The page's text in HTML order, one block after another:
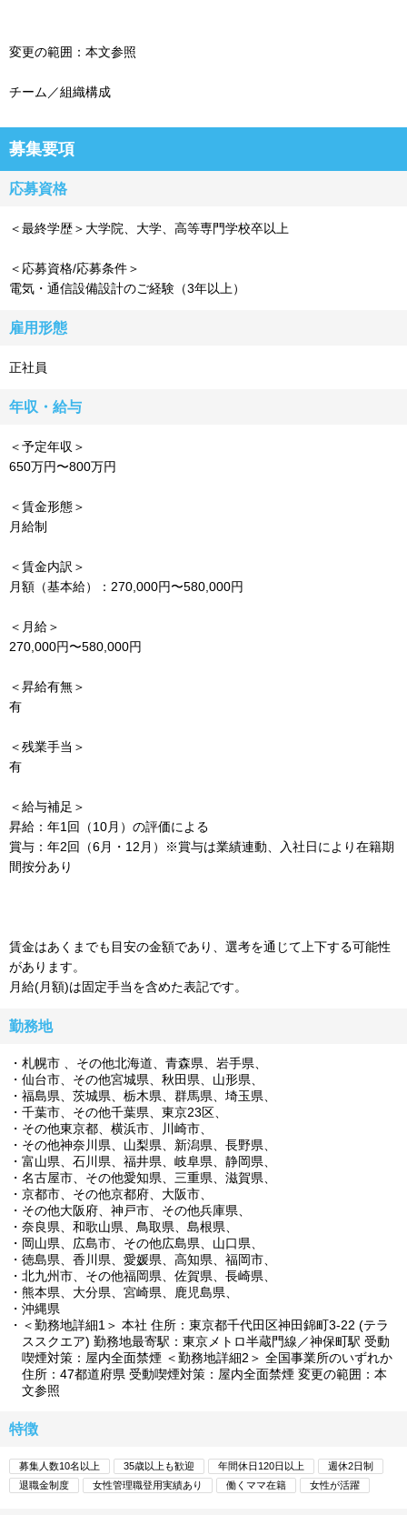
変更の範囲：本文参照
チーム／組織構成
募集要項
応募資格
＜最終学歴＞大学院、大学、高等専門学校卒以上
＜応募資格/応募条件＞
電気・通信設備設計のご経験（3年以上）
雇用形態
正社員
年収・給与
＜予定年収＞
650万円〜800万円
＜賃金形態＞
月給制
＜賃金内訳＞
月額（基本給）：270,000円〜580,000円
＜月給＞
270,000円〜580,000円
＜昇給有無＞
有
＜残業手当＞
有
＜給与補足＞
昇給：年1回（10月）の評価による
賞与：年2回（6月・12月）※賞与は業績連動、入社日により在籍期
間按分あり
賃金はあくまでも目安の金額であり、選考を通じて上下する可能性
があります。
月給(月額)は固定手当を含めた表記です。
勤務地
札幌市 、その他北海道、青森県、岩手県、
仙台市、その他宮城県、秋田県、山形県、
福島県、茨城県、栃木県、群馬県、埼玉県、
千葉市、その他千葉県、東京23区、
その他東京都、横浜市、川崎市、
その他神奈川県、山梨県、新潟県、長野県、
富山県、石川県、福井県、岐阜県、静岡県、
名古屋市、その他愛知県、三重県、滋賀県、
京都市、その他京都府、大阪市、
その他大阪府、神戸市、その他兵庫県、
奈良県、和歌山県、鳥取県、島根県、
岡山県、広島市、その他広島県、山口県、
徳島県、香川県、愛媛県、高知県、福岡市、
北九州市、その他福岡県、佐賀県、長崎県、
熊本県、大分県、宮崎県、鹿児島県、
沖縄県
＜勤務地詳細1＞ 本社 住所：東京都千代田区神田錦町3-22 (テラ
ススクエア) 勤務地最寄駅：東京メトロ半蔵門線／神保町駅 受動
喫煙対策：屋内全面禁煙 ＜勤務地詳細2＞ 全国事業所のいずれか
住所：47都道府県 受動喫煙対策：屋内全面禁煙 変更の範囲：本
文参照
特徴
募集人数10名以上 35歳以上も歓迎 年間休日120日以上
週休2日制
退職金制度
女性管理職登用実績あり 働くママ在籍 女性が活躍